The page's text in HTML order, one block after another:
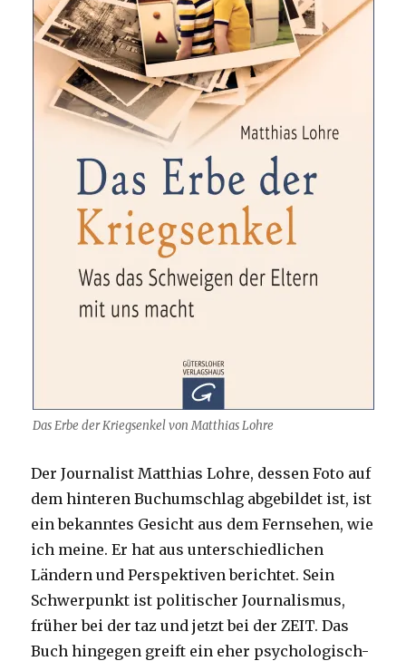
Das Erbe der Kriegsenkel von Matthias Lohre
Der Journalist Matthias Lohre, dessen Foto auf
dem hinteren Buchumschlag abgebildet ist, ist
ein bekanntes Gesicht aus dem Fernsehen, wie
ich meine. Er hat aus unterschiedlichen
Ländern und Perspektiven berichtet. Sein
Schwerpunkt ist politischer Journalismus,
früher bei der taz und jetzt bei der ZEIT. Das
Buch hingegen greift ein eher psychologisch-